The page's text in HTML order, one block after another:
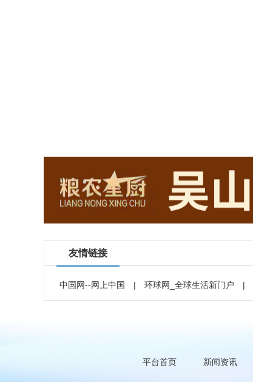
友情链接
中国网--网上中国 | 环球网_全球生活新门户 |
平台首页 新闻资讯